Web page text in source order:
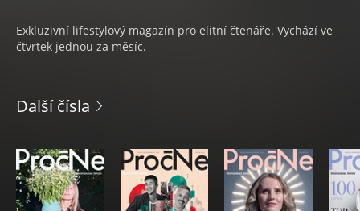
Exkluzivní lifestylový magazín pro elitní čtenáře. Vychází ve
čtvrtek jednou za měsíc.
Další čísla